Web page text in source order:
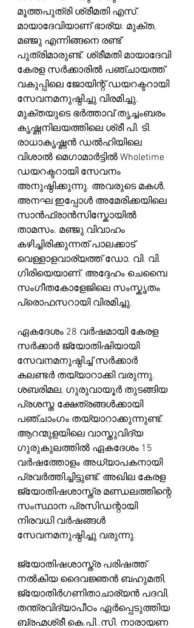
മൂത്തപുത്രി ശ്രീമതി എസ്.
മായാദേവിയാണ് ഭാര്യ. മുക്ത,
മഞ്ജു എന്നിങ്ങനെ രണ്ട്
പുത്രിമാരുണ്ട്. ശ്രീമതി മായാദേവി
കേരള സർക്കാരിൽ പഞ്ചായത്ത്
വകുപ്പിലെ ജോയിന്റ് ഡയറക്ടറായി
സേവനമനുഷ്ഠിച്ചു വിരമിച്ചു.
മുക്തയുടെ ഭർത്താവ് തൃച്ചംബരം
കൃഷ്ണനിലയത്തിലെ ശ്രീ പി. ടി.
രാധാകൃഷ്ണൻ ഡൽഹിയിലെ
വിശാൽ മെഗാമാർട്ടിൽ Wholetime
ഡയറക്ടറായി സേവനം
അനുഷ്ഠിക്കുന്നു. അവരുടെ മകൾ,
അനഘ ഇപ്പോൾ അമേരിക്കയിലെ
സാൻഫ്രാൻസിസ്കോയിൽ
താമസം. മഞ്ജു വിവാഹം
കഴിച്ചിരിക്കുന്നത് പാലക്കാട്
വെള്ളാളവാര്യത്ത് ഡോ. വി. വി.
ഗിരിയെയാണ്. അദ്ദേഹം ചെമ്പൈ
സംഗീതകോളേജിലെ സംസ്കൃതം
പ്രൊഫസറായി വിരമിച്ചു.
ഏകദേശം 28 വർഷമായി കേരള
സർക്കാർ ജ്യോതിഷിയായി
സേവനമനുഷ്ഠിച്ച് സർക്കാർ
കലണ്ടർ തയ്യാറാക്കി വരുന്നു.
ശബരിമല, ഗുരുവായൂർ തുടങ്ങിയ
പ്രശസ്ത ക്ഷേത്രങ്ങൾക്കായി
പഞ്ചാംഗം തയ്യാറാക്കുന്നുണ്ട്.
ആറന്മുളയിലെ വാസ്തുവിദ്യ
ഗുരുകുലത്തിൽ ഏകദേശം 15
വർഷത്തോളം അധ്യാപകനായി
പ്രവർത്തിച്ചിട്ടുണ്ട്. അഖില കേരള
ജ്യോതിഷശാസ്ത്ര മണ്ഡലത്തിന്റെ
സംസ്ഥാന പ്രസിഡന്റായി
നിരവധി വർഷങ്ങൾ
സേവനമനുഷ്ഠിച്ചു വരുന്നു.
ജ്യോതിഷശാസ്ത്ര പരിഷത്ത്
നൽകിയ ദൈവജ്ഞൻ ബഹുമതി,
ജ്യോതിര്‍ഗണിതാചാര്യൻ പദവി,
തന്ത്രവിദ്യാപീഠം ഏർപ്പെടുത്തിയ
ബ്രഹ്മശ്രീ കെ.പി..സി. നാരായണ